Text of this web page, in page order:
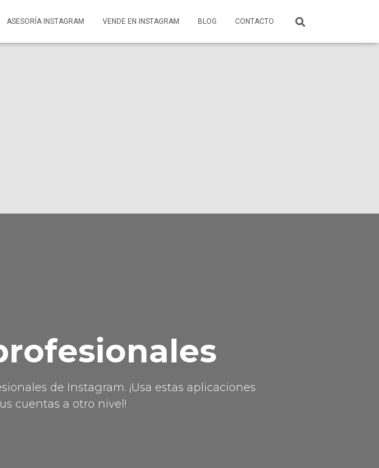
ASESORÍA INSTAGRAM VENDE EN INSTAGRAM BLOG CONTACTO
de Instagram. ¡Usa estas aplicaciones
cuentas a otro nivel!